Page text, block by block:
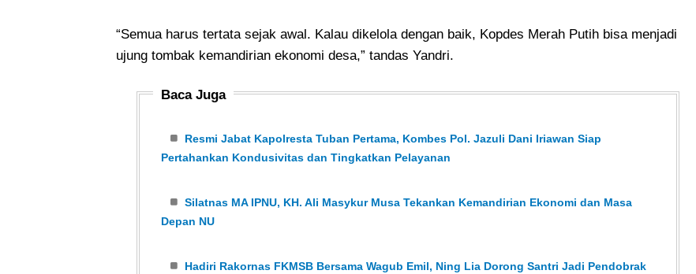
“Semua harus tertata sejak awal. Kalau dikelola dengan baik, Kopdes Merah Putih bisa menjadi
ujung tombak kemandirian ekonomi desa,” tandas Yandri.
Baca Juga
Resmi Jabat Kapolresta Tuban Pertama, Kombes Pol. Jazuli Dani Iriawan Siap
Pertahankan Kondusivitas dan Tingkatkan Pelayanan
Silatnas MA IPNU, KH. Ali Masykur Musa Tekankan Kemandirian Ekonomi dan Masa
Depan NU
Hadiri Rakornas FKMSB Bersama Wagub Emil, Ning Lia Dorong Santri Jadi Pendobrak